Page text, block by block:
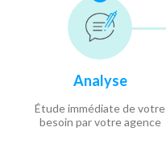
Analyse
Étude immédiate de votre
besoin par votre agence